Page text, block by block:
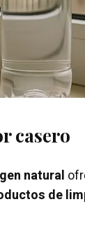
casero
natural
de